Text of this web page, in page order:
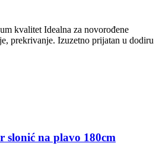
kvalitet Idealna za novorođene
prekrivanje. Izuzetno prijatan u dodiru
slonić na plavo 180cm